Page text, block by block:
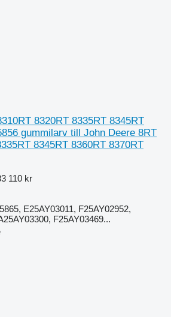
8320RT 8335RT 8345RT
gummilarv till John Deere 8RT
8345RT 8360RT 8370RT
110 kr
E25AY03011, F25AY02952,
F25AY03469...